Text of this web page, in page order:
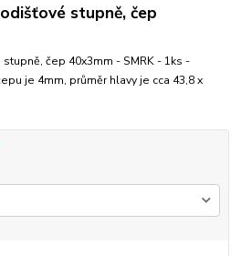
stupně, čep
čep 40x3mm - SMRK - 1ks -
je 4mm, průměr hlavy je cca 43,8 x